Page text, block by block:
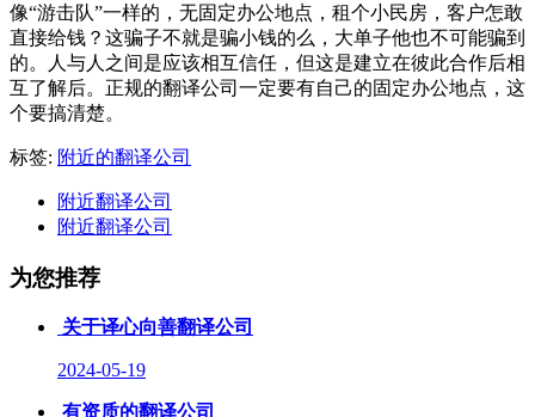
像“游击队”一样的，无固定办公地点，租个小民房，客户怎敢
直接给钱？这骗子不就是骗小钱的么，大单子他也不可能骗到
的。人与人之间是应该相互信任，但这是建立在彼此合作后相
互了解后。正规的翻译公司一定要有自己的固定办公地点，这
个要搞清楚。
标签: 附近的翻译公司
附近翻译公司
附近翻译公司
为您推荐
关于译心向善翻译公司
2024-05-19
有资质的翻译公司